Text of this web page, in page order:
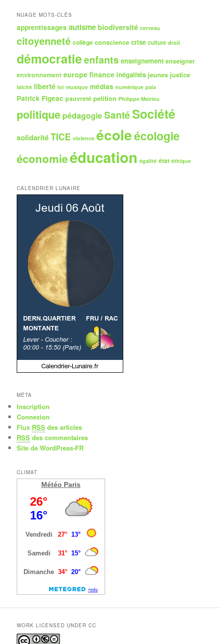
h
NUAGE MOTS-CLÉS
apprentissages autisme biodiversité cerveau
citoyenneté collège conscience crise culture droit
démocratieenfants enseignement enseigner
environnement europe finance inégalités jeunes justice
laïcité liberté loi musique médias numérique paix
Patrick Figeac pauvreté petition Philippe Meirieu
politique pédagogieSantéSociété
solidaritéTICE violence écoleécologie
économieéducation égalité état éthique
CALENDRIER LUNAIRE
MÉTA
Inscription
Connexion
Flux RSS des articles
RSS des commentaires
Site de WordPress-FR
CLIMAT
Météo Paris
WORK LICENSED UNDER CC